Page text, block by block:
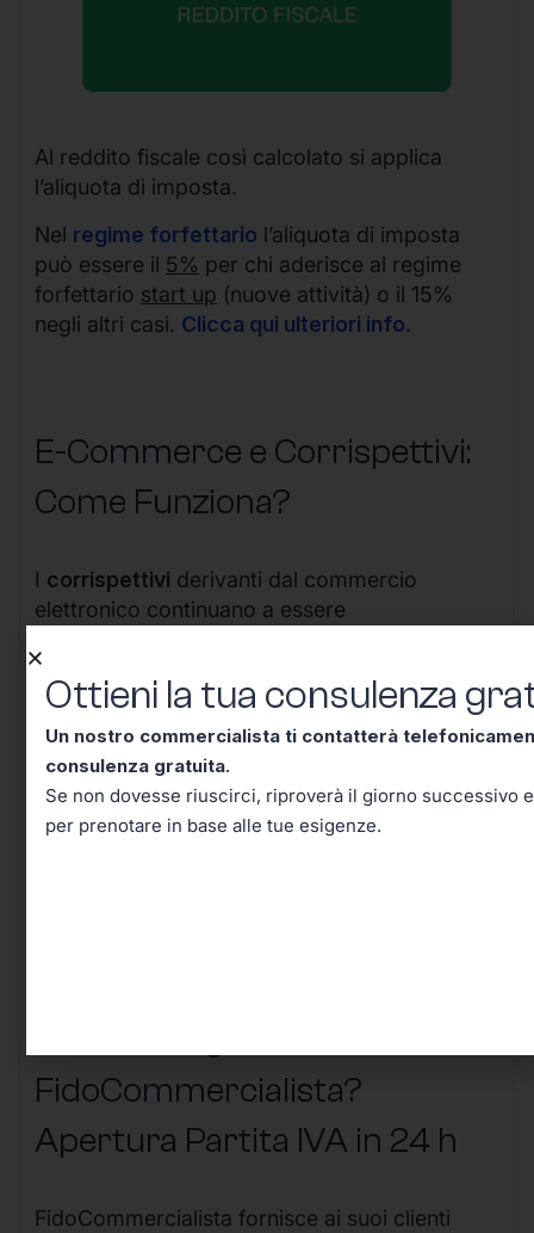
Al reddito fiscale così calcolato si applica
l’aliquota di imposta.
Nel regime forfettario l’aliquota di imposta
può essere il 5% per chi aderisce al regime
forfettario start up (nuove attività) o il 15%
negli altri casi. Clicca qui ulteriori info.
E-Commerce e Corrispettivi:
Come Funziona?
I corrispettivi derivanti dal commercio
elettronico continuano a essere
Questi devono essere annotati nel registro
delle operazioni effettuate, insieme a quello
delle fatture eventualmente emesse.
Questa è una peculiarità di questo tipo di
commercio che è esonerata dall’emissione
degli scontrini con registratore telematico.
FidoCommercialista?
Apertura Partita IVA in 24 h
FidoCommercialista fornisce ai suoi clienti
Ottieni la tua consulenza
Un nostro commercialista ti contatterà
consulenza gratuita.
Se non dovesse riuscirci, riproverà il giorno successivo
per prenotare in base alle tue esigenze.